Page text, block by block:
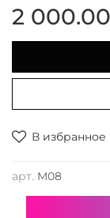
В избранное
арт. M08
2